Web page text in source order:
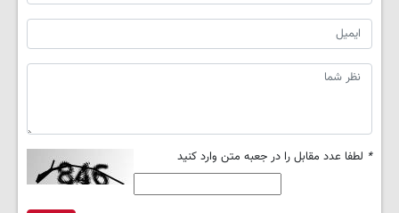
* لطفا عدد مقابل را در جعبه متن وارد کنید